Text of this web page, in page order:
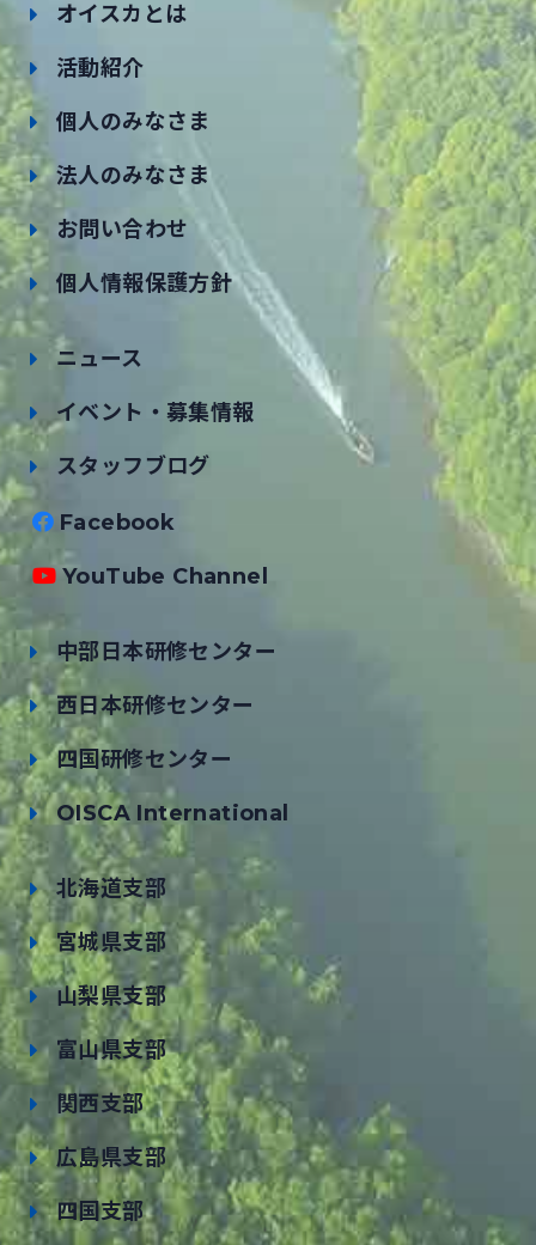
オイスカとは
活動紹介
個人のみなさま
法人のみなさま
お問い合わせ
個人情報保護方針
ニュース
イベント・募集情報
スタッフブログ
Facebook
YouTube Channel
中部日本研修センター
西日本研修センター
四国研修センター
OISCA International
北海道支部
宮城県支部
山梨県支部
富山県支部
関西支部
広島県支部
四国支部